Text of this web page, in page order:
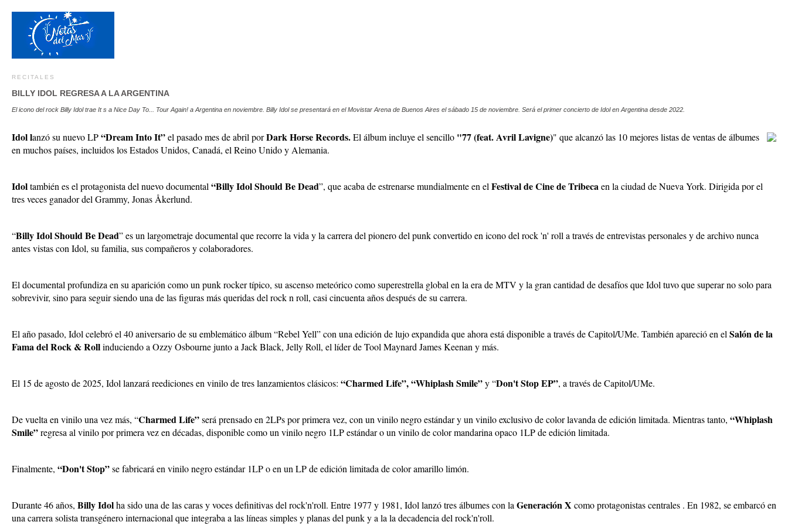
RECITALES
BILLY IDOL REGRESA A LA ARGENTINA
El icono del rock Billy Idol trae It s a Nice Day To... Tour Again! a Argentina en noviembre. Billy Idol se presentará en el Movistar Arena de Buenos Aires el sábado 15 de noviembre. Será el primer concierto de Idol en Argentina desde 2022.
Idol lanzó su nuevo LP“Dream Into It”el pasado mes de abril porDark Horse Records.El álbum incluye el sencillo "77 (feat. Avril Lavigne)" que alcanzó las 10 mejores listas de ventas de álbumes
en muchos países, incluidos los Estados Unidos, Canadá, el Reino Unido y Alemania.
Idoltambién es el protagonista del nuevo documental “Billy Idol Should Be Dead”, que acaba de estrenarse mundialmente en el Festival de Cine de Tribecaen la ciudad de Nueva York. Dirigida por el
tres veces ganador del Grammy, Jonas Åkerlund.
“Billy Idol Should Be Dead” es un largometraje documental que recorre la vida y la carrera del pionero del punk convertido en icono del rock 'n' roll a través de entrevistas personales y de archivo nunca
antes vistas con Idol, su familia, sus compañeros y colaboradores.
El documental profundiza en su aparición como un punk rocker típico, su ascenso meteórico como superestrella global en la era de MTV y la gran cantidad de desafíos que Idol tuvo que superar no solo para
sobrevivir, sino para seguir siendo una de las figuras más queridas del rock n roll, casi cincuenta años después de su carrera.
El año pasado, Idol celebró el 40 aniversario de su emblemático álbum “Rebel Yell” con una edición de lujo expandida que ahora está disponible a través de Capitol/UMe. También apareció en el Salón de la
Fama del Rock & Rollinduciendo a Ozzy Osbourne junto a Jack Black, Jelly Roll, el líder de Tool Maynard James Keenan y más.
El 15 de agosto de 2025, Idol lanzará reediciones en vinilo de tres lanzamientos clásicos: “Charmed Life”,“Whiplash Smile”y “Don't Stop EP”, a través de Capitol/UMe.
De vuelta en vinilo una vez más, “Charmed Life”será prensado en 2LPs por primera vez, con un vinilo negro estándar y un vinilo exclusivo de color lavanda de edición limitada. Mientras tanto, “Whiplash
Smile”regresa al vinilo por primera vez en décadas, disponible como un vinilo negro 1LP estándar o un vinilo de color mandarina opaco 1LP de edición limitada.
Finalmente, “Don't Stop”se fabricará en vinilo negro estándar 1LP o en un LP de edición limitada de color amarillo limón.
Durante 46 años, Billy Idolha sido una de las caras y voces definitivas del rock'n'roll. Entre 1977 y 1981, Idol lanzó tres álbumes con la Generación X como protagonistas centrales . En 1982, se embarcó en
una carrera solista transgénero internacional que integraba a las líneas simples y planas del punk y a la la decadencia del rock'n'roll.